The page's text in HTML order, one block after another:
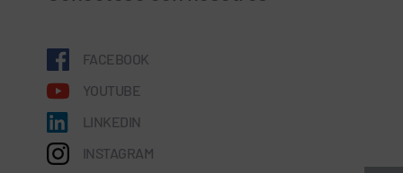
FACEBOOK
YOUTUBE
LINKEDIN
INSTAGRAM